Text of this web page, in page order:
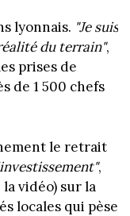
lyonnais. "Je suis
du terrain",
prises de
de 1 500 chefs
le retrait
,
vidéo) sur la
locales qui pèse